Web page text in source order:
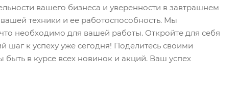
вашего бизнеса и уверенности в завтрашнем
техники и ее работоспособность. Мы
необходимо для вашей работы. Откройте для себя
шаг к успеху уже сегодня! Поделитесь своими
в курсе всех новинок и акций. Ваш успех